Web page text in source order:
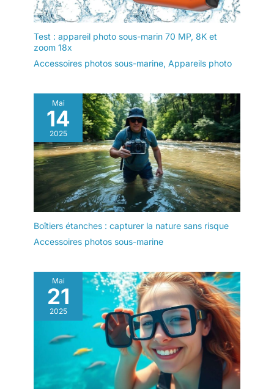
extrémités de la lampe
sont équipées d'un trou
de vis de 1/4 et de
raccordement de 1/4 à 1
de photographier vous-
même sous l'eau
Test : appareil photo sous-marin 70 MP, 8K et
zoom 18x
Accessoires photos sous-marine, Appareils photo
Mai
14
2025
Boîtiers étanches : capturer la nature sans risque
Accessoires photos sous-marine
Mai
21
2025